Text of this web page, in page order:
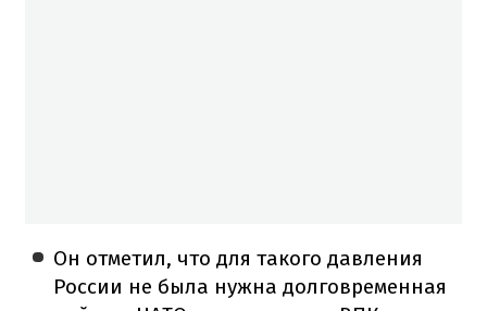
Он отметил, что для такого давления
России не была нужна долговременная